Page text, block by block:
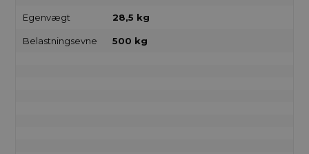
Egenvægt 28,5 kg
Belastningsevne 500 kg